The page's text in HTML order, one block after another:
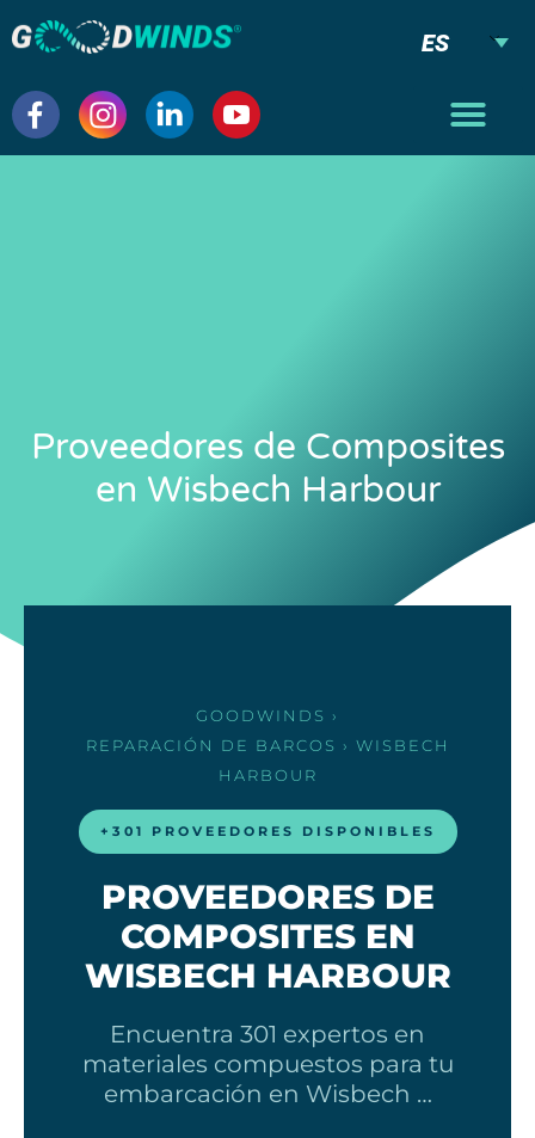
ES
Proveedores de Composites
en Wisbech Harbour
GOODWINDS ›
REPARACIÓN DE BARCOS › WISBECH
HARBOUR
+301 PROVEEDORES DISPONIBLES
PROVEEDORES DE
COMPOSITES EN
WISBECH HARBOUR
Encuentra 301 expertos en
materiales compuestos para tu
embarcación en Wisbech …